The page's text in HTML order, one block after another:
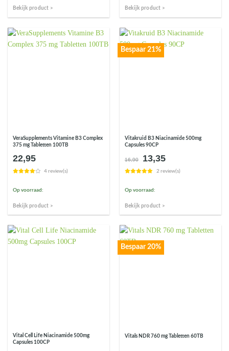
Bekijk product > Bekijk product >
VeraSupplements Vitamine B3 Complex
375 mg Tabletten 100TB
22,95
4 review(s)
Op voorraad:
Bekijk product >
Bespaar 21%
Vitakruid B3 Niacinamide 500mg
Capsules 90CP
16,90
Oorspronkelijke
prijs
was:
13,35Huidige
prijs
is:
2 review(s)
Op voorraad:
Bekijk product >
Vital Cell Life Niacinamide 500mg
Capsules 100CP
Bespaar 20%
Vitals NDR 760 mg Tabletten 60TB